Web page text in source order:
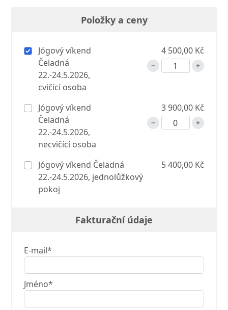
Položky a ceny
Jógový víkend
Čeladná
22.-24.5.2026,
cvičící osoba
4 500,00 Kč
Jógový víkend
Čeladná
22.-24.5.2026,
necvičící osoba
3 900,00 Kč
Jógový víkend Čeladná
22.-24.5.2026, jednolůžkový
pokoj
5 400,00 Kč
Fakturační údaje
E-mail*
Jméno*